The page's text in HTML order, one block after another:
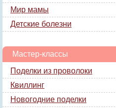
Мир мамы
Детские болезни
Мастер-классы
Поделки из проволоки
Квиллинг
Новогодние поделки